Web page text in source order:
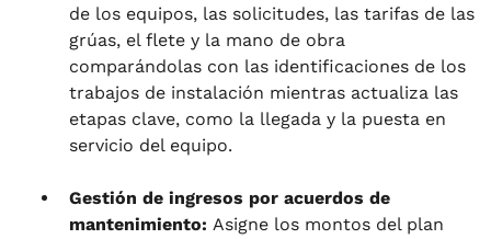
de los equipos, las solicitudes, las tarifas de las
grúas, el flete y la mano de obra
comparándolas con las identificaciones de los
trabajos de instalación mientras actualiza las
etapas clave, como la llegada y la puesta en
servicio del equipo.
Gestión de ingresos por acuerdos de
mantenimiento: Asigne los montos del plan